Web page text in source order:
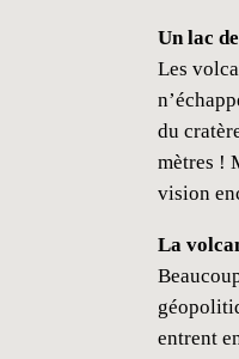
Un lac
Les
du
mètres !
vision
La
entrent